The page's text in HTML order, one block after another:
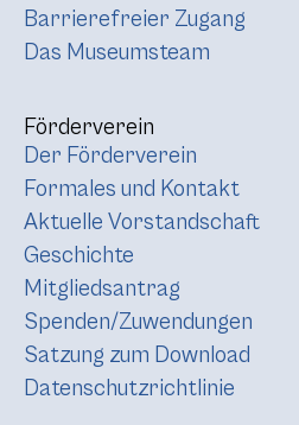
Barrierefreier Zugang
Das Museumsteam
Förderverein
Der Förderverein
Formales und Kontakt
Aktuelle Vorstandschaft
Geschichte
Mitgliedsantrag
Spenden/Zuwendungen
Satzung zum Download
Datenschutzrichtlinie